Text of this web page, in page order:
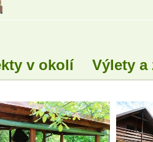
v okolí Výlety a